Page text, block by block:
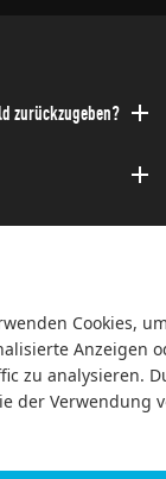
zurückzugeben?
Cookies,
Anzeigen
zu analysieren.
der Verwendung
seit 2004